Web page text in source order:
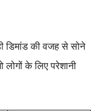
डिमांड की वजह से सोने
के लिए परेशानी